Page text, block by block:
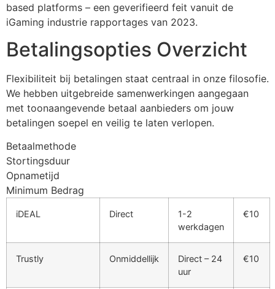
panel
panel
panel
panel
panel
panel
panel
based platforms – een geverifieerd feit vanuit de
iGaming industrie rapportages van 2023.
Betalingsopties Overzicht
Flexibiliteit bij betalingen staat centraal in onze filosofie.
We hebben uitgebreide samenwerkingen aangegaan
met toonaangevende betaal aanbieders om jouw
betalingen soepel en veilig te laten verlopen.
Betaalmethode
Stortingsduur
Opnametijd
Minimum Bedrag
iDEAL Direct
1-2
werkdagen
€10
Trustly Onmiddellijk
Direct – 24
uur
€10